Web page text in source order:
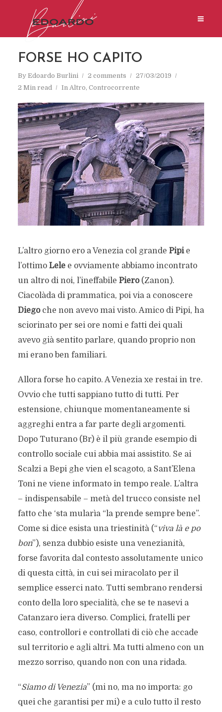
FORSE HO CAPITO
By Edoardo Burlini 2 comments
27/03/2019
2 Min read
In Altro, Controcorrente
L’altro giorno ero a Venezia col grande Pipie
l’ottimo Lelee ovviamente abbiamo incontrato
un altro di noi, l’ineffabile Piero(Zanon).
Ciacolàda di prammatica, poi via a conoscere
Diegoche non avevo mai visto. Amico di Pipi, ha
sciorinato per sei ore nomi e fatti dei quali
avevo già sentito parlare, quando proprio non
mi erano ben familiari.
Allora forse ho capito. A Venezia xe restai in tre.
Ovvio che tutti sappiano tutto di tutti. Per
estensione, chiunque momentaneamente si
aggreghi entra a far parte degli argomenti.
Dopo Tuturano (Br) è il più grande esempio di
controllo sociale cui abbia mai assistito. Se ai
Scalzi a Bepi ghe vien el scagoto, a Sant’Elena
Toni ne viene informato in tempo reale. L’altra
– indispensabile – metà del trucco consiste nel
fatto che ‘sta mularìa “la prende sempre bene”.
Come si dice esista una triestinità (“viva là e po
bon”), senza dubbio esiste una venezianità,
forse favorita dal contesto assolutamente unico
di questa città, in cui sei miracolato per il
semplice esserci nato. Tutti sembrano rendersi
conto della loro specialità, che se te nasevi a
Catanzaro iera diverso. Complici, fratelli per
caso, controllori e controllati di ciò che accade
sul territorio e agli altri. Ma tutti almeno con un
mezzo sorriso, quando non con una ridada.
“Siamo di Venezia” (mi no, ma no importa: go
quei che garantisi per mi) e a culo tutto il resto